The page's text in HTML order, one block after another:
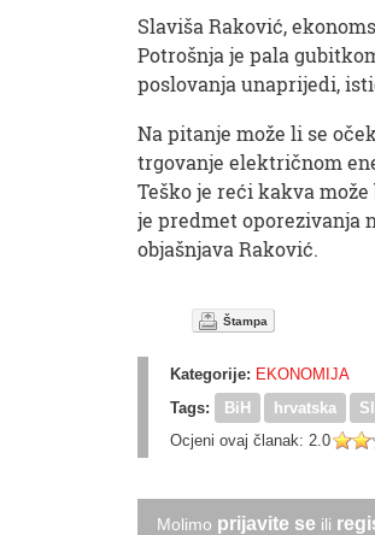
Slaviša Raković,
Potrošnja je pala
poslovanja unaprijedi,
Na pitanje može li se
trgovanje električnom
Teško je reći kakva
je predmet oporezivanja
objašnjava Raković.
Štampa
Kategorije: EKONOMIJA
Tags:
BiH hrvatska
Ocjeni ovaj članak: 2.0
Molimo prijavite se ili